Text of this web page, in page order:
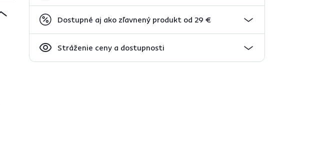
Dostupné aj ako zľavnený produkt od 29 €
Stráženie ceny a dostupnosti